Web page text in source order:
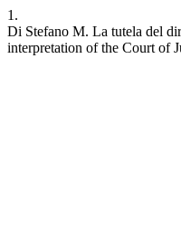
1.
Di Stefano M. La tutela del
interpretation of the Court of